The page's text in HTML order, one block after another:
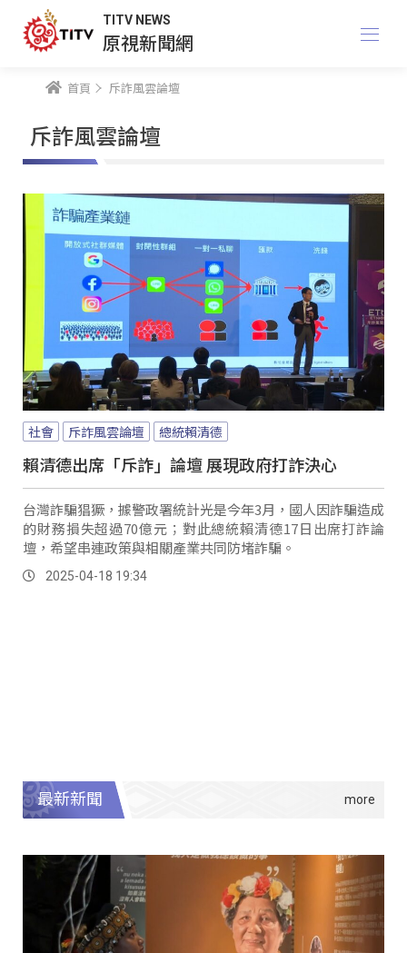
TITV NEWS
原視新聞網
首頁 斥詐風雲論壇
斥詐風雲論壇
社會 斥詐風雲論壇 總統賴清德
賴清德出席「斥詐」論壇 展現政府打詐決心
台灣詐騙猖獗，據警政署統計光是今年3月，國人因詐騙造成
的財務損失超過70億元；對此總統賴清德17日出席打詐論
壇，希望串連政策與相關產業共同防堵詐騙。
2025-04-18 19:34
最新新聞